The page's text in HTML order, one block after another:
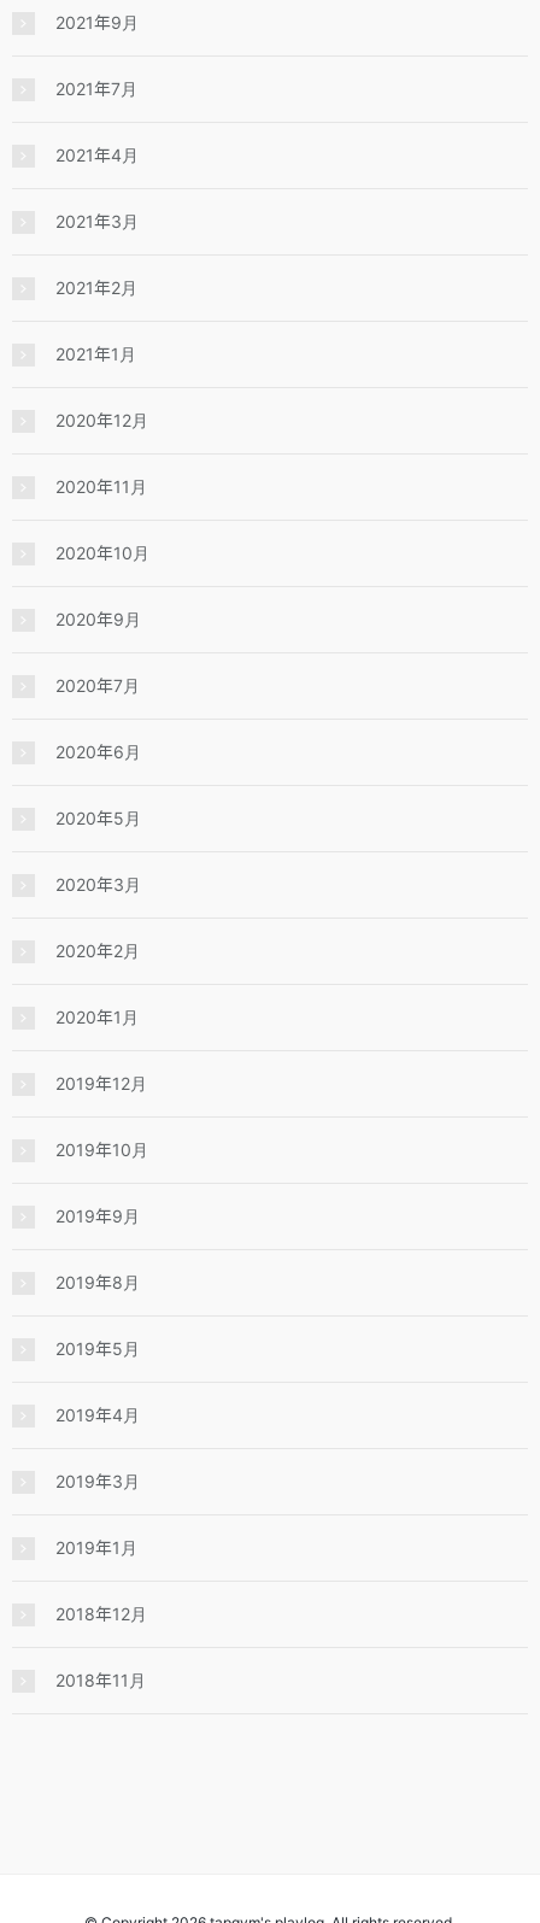
2021年9月
2021年7月
2021年4月
2021年3月
2021年2月
2021年1月
2020年12月
2020年11月
2020年10月
2020年9月
2020年7月
2020年6月
2020年5月
2020年3月
2020年2月
2020年1月
2019年12月
2019年10月
2019年9月
2019年8月
2019年5月
2019年4月
2019年3月
2019年1月
2018年12月
2018年11月